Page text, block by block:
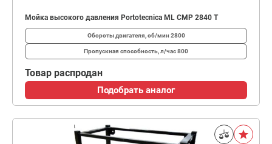
Мойка высокого давления Portotecnica ML CMP 2840 T
Обороты двигателя, об/мин 2800
Пропускная способность, л/час800
Товар распродан
Подобрать аналог